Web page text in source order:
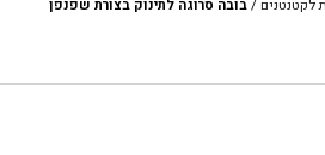
לקטנטנים /בובה סרוגה לתינוק בצורת שפנפן